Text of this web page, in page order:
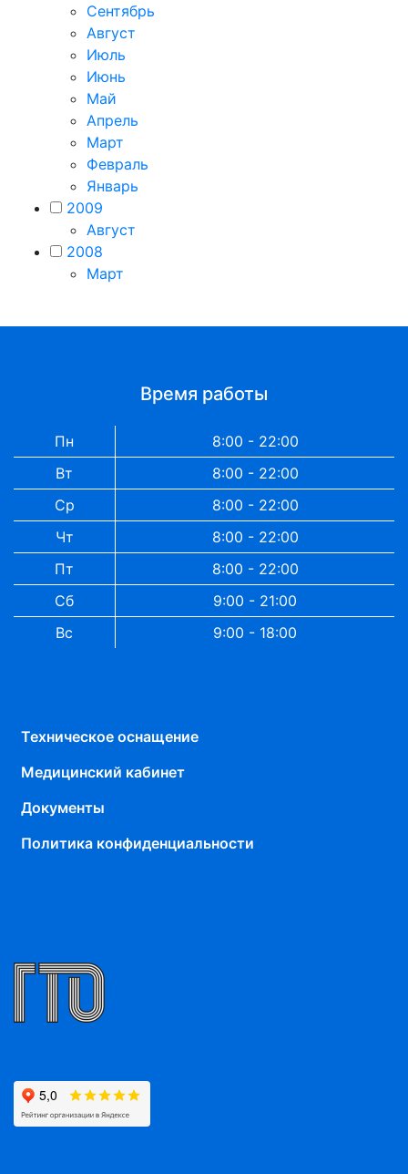
Сентябрь
Август
Июль
Июнь
Май
Апрель
Март
Февраль
Январь
2009
Август
2008
Март
Время работы
Пн
8:00 - 22:00
Вт
8:00 - 22:00
Ср
8:00 - 22:00
Чт
8:00 - 22:00
Пт
8:00 - 22:00
Сб
9:00 - 21:00
Вс
9:00 - 18:00
Техническое оснащение
Медицинский кабинет
Документы
Политика конфиденциальности